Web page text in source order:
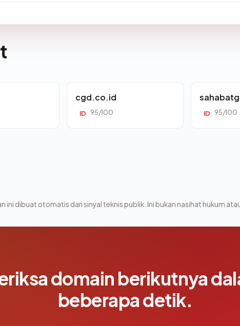
cgd.co.id
ID 95/100 ID 95/100
ini dibuat otomatis dari sinyal teknis publik. Ini bukan nasihat hukum
domain berikutnya
beberapa detik.